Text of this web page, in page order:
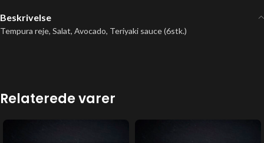
Beskrivelse
Tempura reje, Salat, Avocado, Teriyaki sauce (6stk.)
Relaterede varer